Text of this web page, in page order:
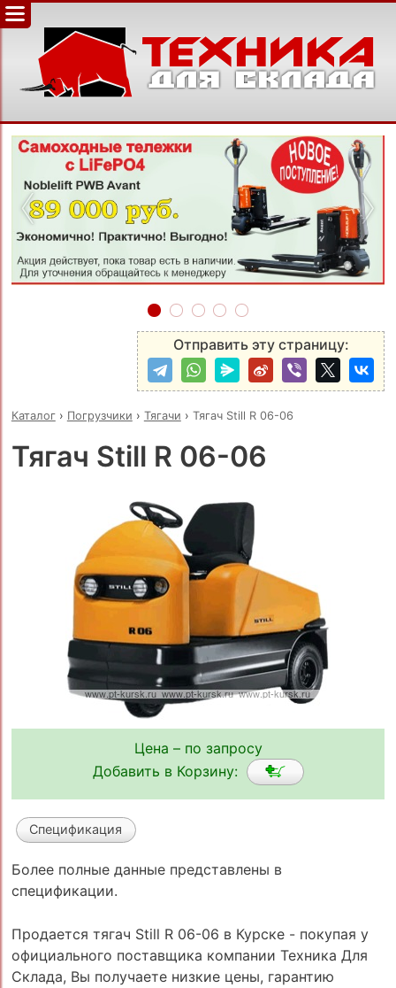
‹ ›
Отправить эту страницу:
Каталог› Погрузчики › Тягачи › Тягач Still R 06-06
Тягач Still R 06-06
Цена – по запросу
Добавить в Корзину:
Спецификация
Более полные данные представлены в
спецификации.
Продается тягач Still R 06-06 в Курске - покупая у
официального поставщика компании Техника Для
Склада, Вы получаете низкие цены, гарантию